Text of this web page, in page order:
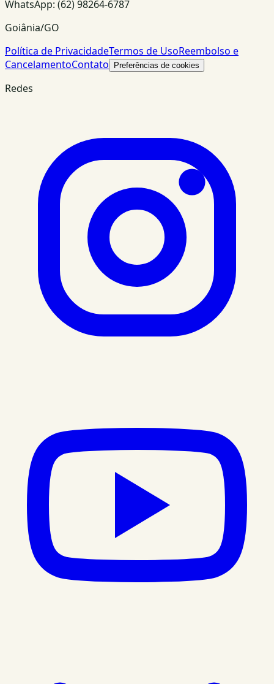
WhatsApp: (62) 98264-6787
Goiânia/GO
Política de PrivacidadeTermos de UsoReembolso e
CancelamentoContato Preferências de cookies
Redes